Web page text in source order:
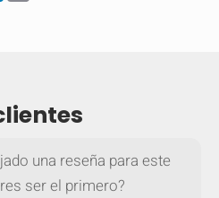
una reseña para este
ser el primero?